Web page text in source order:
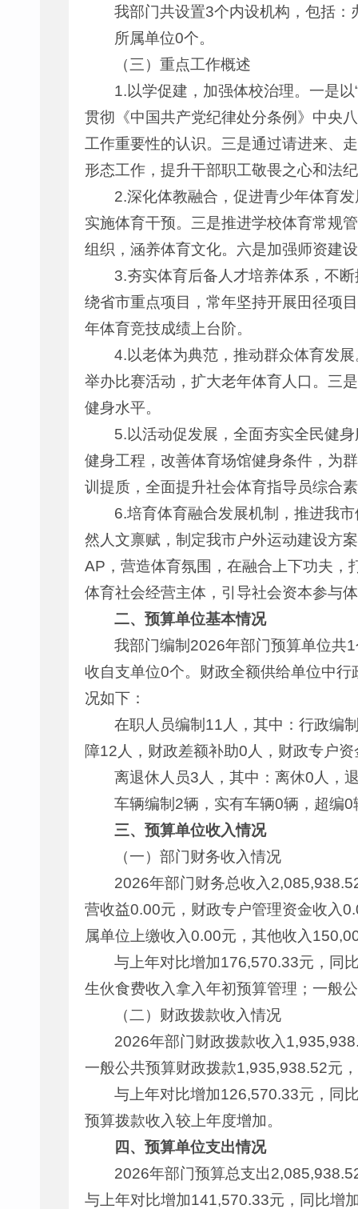
我部门共设置3个内设机构，包括：
所属单位0个。
（三）重点工作概述
1.以学促建，加强体校治理。一是
贯彻《中国共产党纪律处分条例》中央
工作重要性的认识。三是通过请进来、
形态工作，提升干部职工敬畏之心和法
2.深化体教融合，促进青少年体育
实施体育干预。三是推进学校体育常规
组织，涵养体育文化。六是加强师资建
3.夯实体育后备人才培养体系，不
绕省市重点项目，常年坚持开展田径项
年体育竞技成绩上台阶。
4.以老体为典范，推动群众体育发
举办比赛活动，扩大老年体育人口。三
健身水平。
5.以活动促发展，全面夯实全民健
健身工程，改善体育场馆健身条件，为
训提质，全面提升社会体育指导员综合
6.培育体育融合发展机制，推进我
然人文禀赋，制定我市户外运动建设方
AP，营造体育氛围，在融合上下功夫，
体育社会经营主体，引导社会资本参与
二、预算单位基本情况
我部门编制2026年部门预算单位共
收自支单位0个。财政全额供给单位中
况如下：
在职人员编制11人，其中：行政编
障12人，财政差额补助0人，财政专户
离退休人员3人，其中：离休0人，
车辆编制2辆，实有车辆0辆，超编0
三、预算单位收入情况
（一）部门财务收入情况
2026年部门财务总收入
营收益0.00元，财政专户管理资金收入
属单位上缴收入0.00元，其他收入
与上年对比增加176,570.33元，同
生伙食费收入拿入年初预算管理；一般
（二）财政拨款收入情况
2026年部门财政拨款收入
一般公共预算财政拨款1,935,938.52元
与上年对比增加126,570.33元，同
预算拨款收入较上年度增加。
四、预算单位支出情况
2026年部门预算总支出
与上年对比增加141,570.33元，同比增